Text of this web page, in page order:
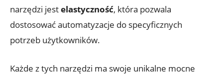
narzędzi jestelastyczność, która pozwala
dostosować⁢ automatyzacje do specyficznych
potrzeb użytkowników.
Każde z tych narzędzi ⁤ma swoje unikalne mocne⁢